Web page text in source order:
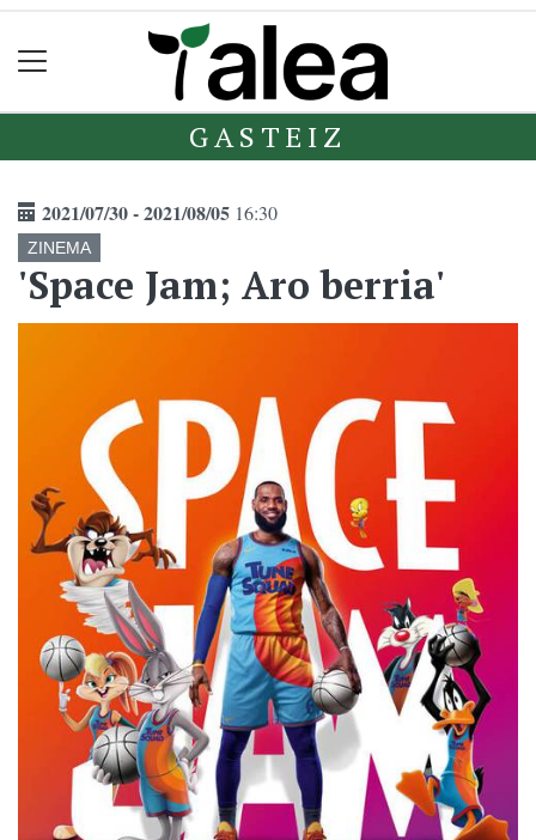
GASTEIZ
2021/07/30 - 2021/08/05 16:30
ZINEMA
'Space Jam; Aro berria'